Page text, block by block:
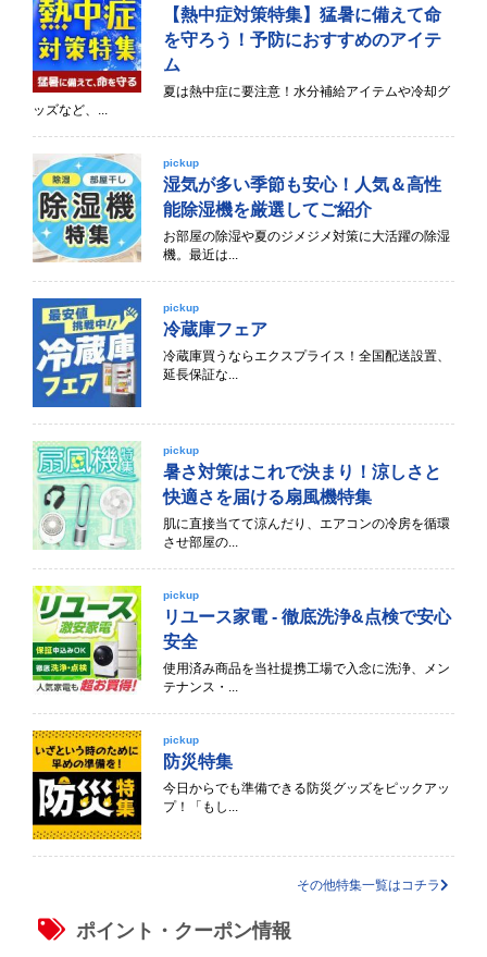
【熱中症対策特集】猛暑に備えて命
を守ろう！予防におすすめのアイテ
ム
夏は熱中症に要注意！水分補給アイテムや冷却グ
ッズなど、...
pickup
湿気が多い季節も安心！人気＆高性
能除湿機を厳選してご紹介
お部屋の除湿や夏のジメジメ対策に大活躍の除湿
機。最近は...
pickup
冷蔵庫フェア
冷蔵庫買うならエクスプライス！全国配送設置、
延長保証な...
pickup
暑さ対策はこれで決まり！涼しさと
快適さを届ける扇風機特集
肌に直接当てて涼んだり、エアコンの冷房を循環
させ部屋の...
pickup
リユース家電 - 徹底洗浄&点検で安心
安全
使用済み商品を当社提携工場で入念に洗浄、メン
テナンス・...
pickup
防災特集
今日からでも準備できる防災グッズをピックアッ
プ！「もし...
その他特集一覧はコチラ
ポイント・クーポン情報